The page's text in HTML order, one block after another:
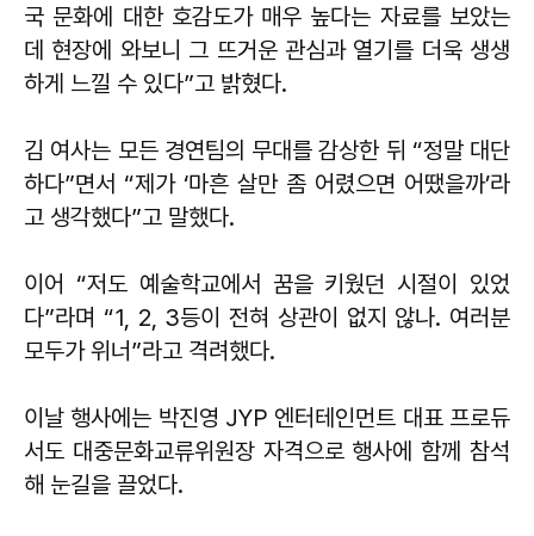
국 문화에 대한 호감도가 매우 높다는 자료를 보았는
데 현장에 와보니 그 뜨거운 관심과 열기를 더욱 생생
하게 느낄 수 있다”고 밝혔다.
김 여사는 모든 경연팀의 무대를 감상한 뒤 “정말 대단
하다”면서 “제가 ‘마흔 살만 좀 어렸으면 어땠을까’라
고 생각했다”고 말했다.
이어 “저도 예술학교에서 꿈을 키웠던 시절이 있었
다”라며 “1, 2, 3등이 전혀 상관이 없지 않나. 여러분
모두가 위너”라고 격려했다.
이날 행사에는 박진영 JYP 엔터테인먼트 대표 프로듀
서도 대중문화교류위원장 자격으로 행사에 함께 참석
해 눈길을 끌었다.